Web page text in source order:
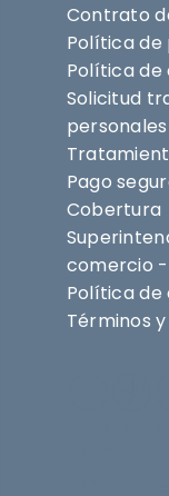
Contrato
Política de
Política de
Solicitud
personales
Pago
Cobertura
comercio -
Política de
Términos